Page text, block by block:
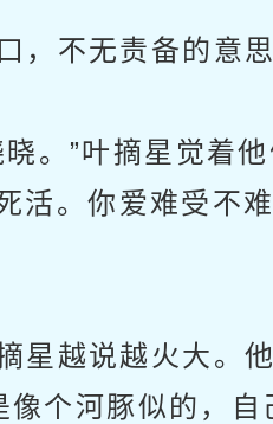
不无责备的意思
”叶摘星觉着他
活。你爱难受不
越说越火大。
个河豚似的，自